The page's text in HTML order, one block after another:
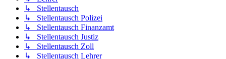
↳ Stellentausch
↳ Stellentausch Polizei
↳ Stellentausch Finanzamt
↳ Stellentausch Justiz
↳ Stellentausch Zoll
↳ Stellentausch Lehrer